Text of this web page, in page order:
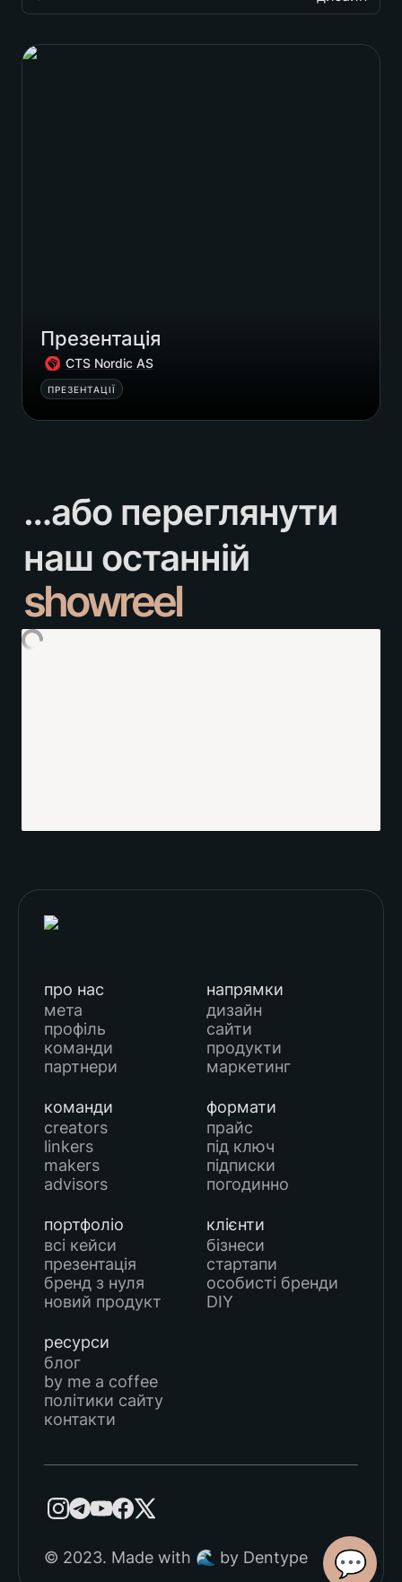
дизайн
Презентація
Презентація
CTS Nordic AS
ПРЕЗЕНТАЦІЇ
…або переглянути
showreel
про нас
мета
профіль
команди
партнери
напрямки
дизайн
сайти
продукти
маркетинг
команди
creators
linkers
makers
advisors
формати
прайс
під ключ
підписки
погодинно
портфоліо
всі кейси
презентація
бренд з нуля
новий продукт
клієнти
бізнеси
стартапи
особисті бренди
DIY
ресурси
блог
by me a coffee
політики сайту
контакти
© 2023. Made with 🌊 by Dentype 💬